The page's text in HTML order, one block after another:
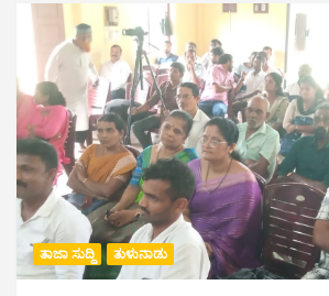
ತಾಜಾ ಸುದ್ದಿ ತುಳುನಾಡು